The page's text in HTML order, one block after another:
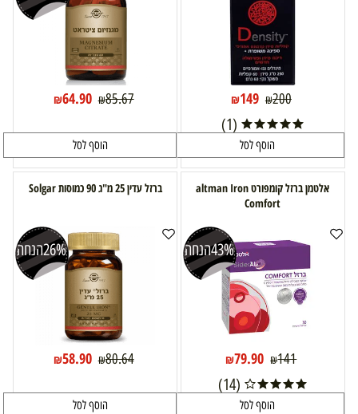
₪200
₪149
(1)
הוסף לסל
₪85.67
₪64.90
הוסף לסל
אלטמן ברזל קומפורט altman Iron
Comfort
43%הנחה
₪141
₪79.90
(14)
הוסף לסל
ברזל עדין 25 מ"ג 90 כמוסות Solgar
26%הנחה
₪80.64
₪58.90
הוסף לסל